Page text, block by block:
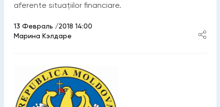
aferente situațiilor financiare.
13 Февраль /2018 14:00
Марина Кэлдаре